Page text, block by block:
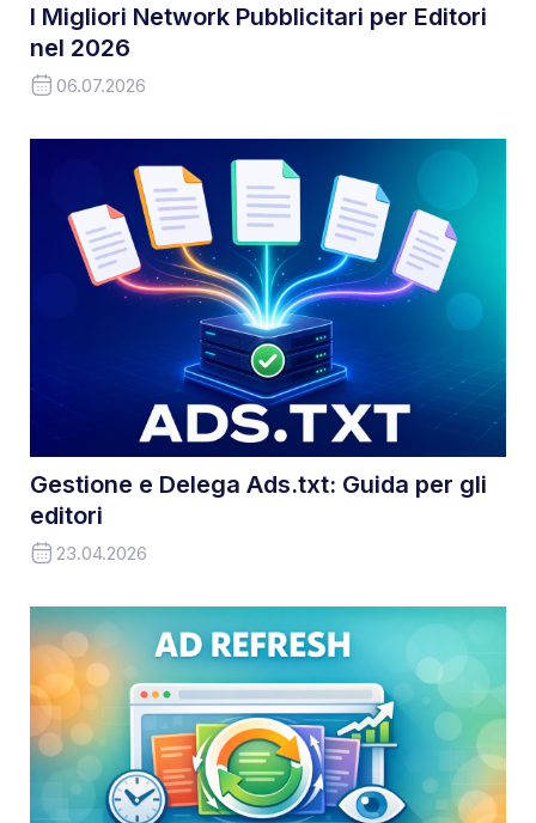
I Migliori Network Pubblicitari per Editori
nel 2026
06.07.2026
Gestione e Delega Ads.txt: Guida per gli
editori
23.04.2026